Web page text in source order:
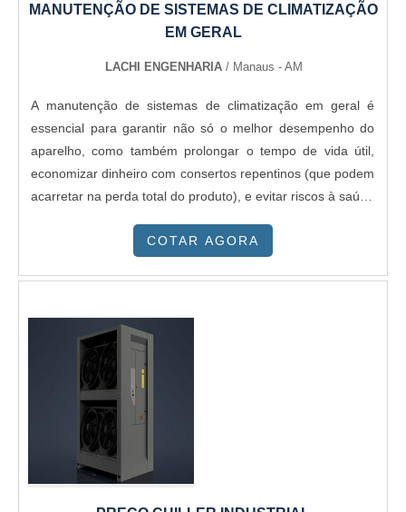
MANUTENÇÃO DE SISTEMAS DE CLIMATIZAÇÃO
EM GERAL
LACHI ENGENHARIA / Manaus - AM
A manutenção de sistemas de climatização em geral é
essencial para garantir não só o melhor desempenho do
aparelho, como também prolongar o tempo de vida útil,
economizar dinheiro com consertos repentinos (que podem
acarretar na perda total do produto), e evitar riscos à saúde
ar condicionado é o responsável pelo sistema de
funcionando com eficiência. Sendo assim, a empresa
responsável será capaz de fazer a:Avaliação do
desempenho do sistema;Limpeza e remoção de poeira e
outras partículas que estejam no sistema;Substituição de
peças;Verificação da rede elétrica;Verificação de ruídos e
vibrações;Averiguação dos sistemas de proteção.Com o
objetivo de oferecer serviços exclusivos e com alto padrão
COTAR AGORA